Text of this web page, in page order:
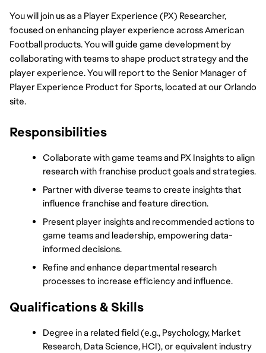
You will join us as a Player Experience (PX) Researcher,
focused on enhancing player experience across American
Football products. You will guide game development by
collaborating with teams to shape product strategy and the
player experience. You will report to the Senior Manager of
Player Experience Product for Sports, located at our Orlando
site.
Responsibilities
Collaborate with game teams and PX Insights to align
research with franchise product goals and strategies.
Partner with diverse teams to create insights that
influence franchise and feature direction.
Present player insights and recommended actions to
game teams and leadership, empowering data-
informed decisions.
Refine and enhance departmental research
processes to increase efficiency and influence.
Qualifications & Skills
Degree in a related field (e.g., Psychology, Market
Research, Data Science, HCI), or equivalent industry